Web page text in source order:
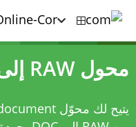
محول RAW إلى DOC